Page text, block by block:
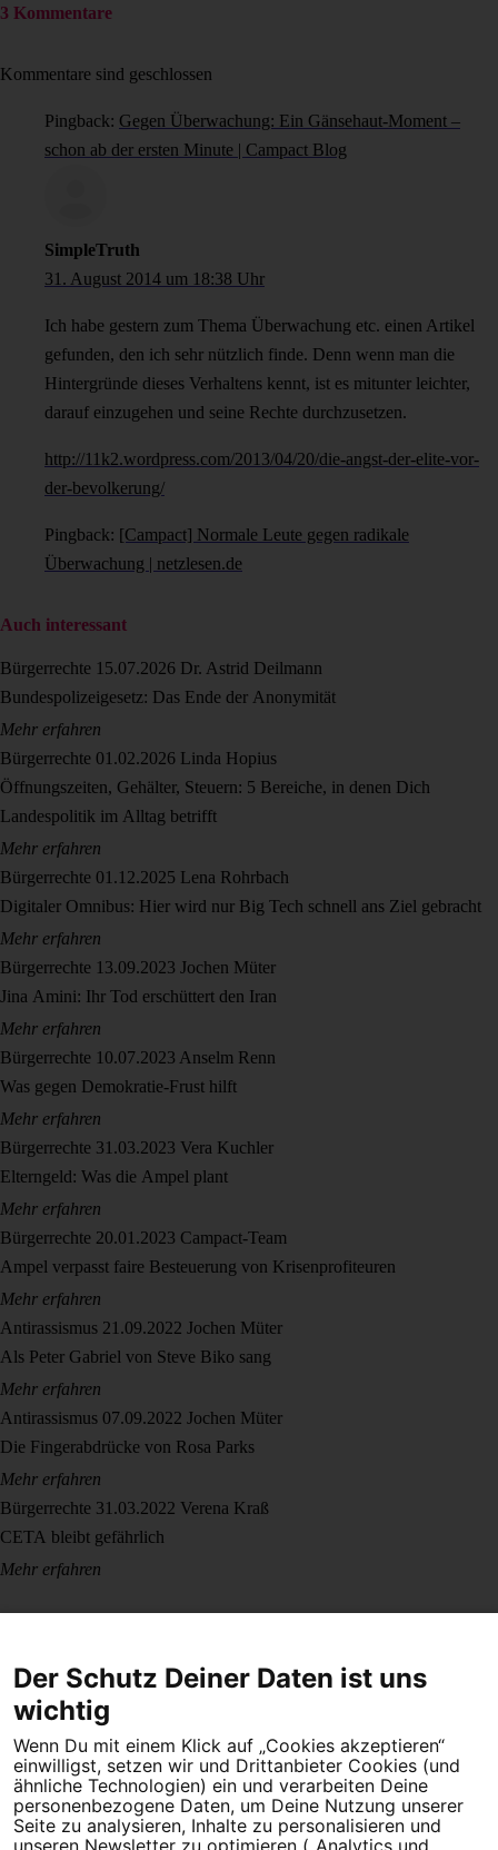
3 Kommentare
Kommentare sind geschlossen
Pingback: Gegen Überwachung: Ein Gänsehaut-Moment –
schon ab der ersten Minute | Campact Blog
SimpleTruth
31. August 2014 um 18:38 Uhr
Ich habe gestern zum Thema Überwachung etc. einen Artikel
gefunden, den ich sehr nützlich finde. Denn wenn man die
Hintergründe dieses Verhaltens kennt, ist es mitunter leichter,
darauf einzugehen und seine Rechte durchzusetzen.
http://11k2.wordpress.com/2013/04/20/die-angst-der-elite-vor-
der-bevolkerung/
Pingback: [Campact] Normale Leute gegen radikale
Überwachung | netzlesen.de
Auch interessant
Bürgerrechte 15.07.2026 Dr. Astrid Deilmann
Bundespolizeigesetz: Das Ende der Anonymität
Mehr erfahren
Bürgerrechte 01.02.2026 Linda Hopius
Öffnungszeiten, Gehälter, Steuern: 5 Bereiche, in denen Dich
Landespolitik im Alltag betrifft
Mehr erfahren
Bürgerrechte 01.12.2025 Lena Rohrbach
Digitaler Omnibus: Hier wird nur Big Tech schnell ans Ziel gebracht
Mehr erfahren
Bürgerrechte 13.09.2023 Jochen Müter
Jina Amini: Ihr Tod erschüttert den Iran
Mehr erfahren
Bürgerrechte 10.07.2023 Anselm Renn
Was gegen Demokratie-Frust hilft
Mehr erfahren
Bürgerrechte 31.03.2023 Vera Kuchler
Elterngeld: Was die Ampel plant
Mehr erfahren
Bürgerrechte 20.01.2023 Campact-Team
Ampel verpasst faire Besteuerung von Krisenprofiteuren
Mehr erfahren
Antirassismus 21.09.2022 Jochen Müter
Als Peter Gabriel von Steve Biko sang
Mehr erfahren
Antirassismus 07.09.2022 Jochen Müter
Die Fingerabdrücke von Rosa Parks
Mehr erfahren
Bürgerrechte 31.03.2022 Verena Kraß
CETA bleibt gefährlich
Mehr erfahren
Dein Engagement macht den Unterschied. Schließe Dich 4,5
Millionen Menschen an.
Newsletter bestellen
Der Schutz Deiner Daten ist uns
wichtig
Wenn Du mit einem Klick auf „Cookies akzeptieren“
einwilligst, setzen wir und Drittanbieter Cookies (und
ähnliche Technologien) ein und verarbeiten Deine
personenbezogene Daten, um Deine Nutzung unserer
Seite zu analysieren, Inhalte zu personalisieren und
unseren Newsletter zu optimieren („Analytics und